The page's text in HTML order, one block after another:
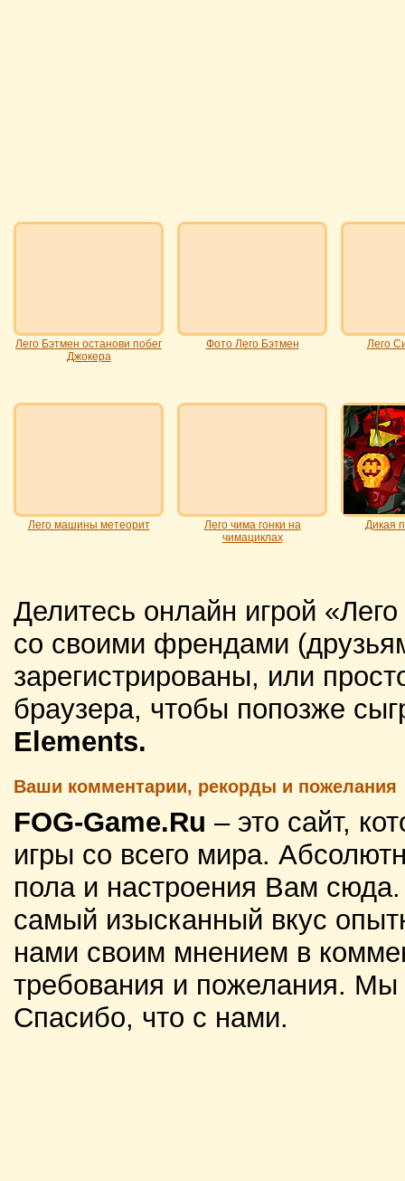
Лего Бэтмен останови побег
Джокера
Фото Лего Бэтмен Лего
Лего машины метеорит
Лего чима гонки на
чимациклах
Дикая
Делитесь онлайн игрой
со своими френдами
зарегистрированы, или
браузера, чтобы попозже
Elements.
Ваши комментарии, рекорды и пожелания
FOG-Game.Ru – это сайт,
игры со всего мира.
пола и настроения Вам
самый изысканный вкус
нами своим мнением в
требования и пожелания.
Спасибо, что с нами.